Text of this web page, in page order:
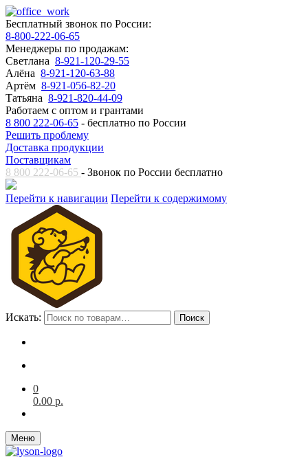
Бесплатный звонок по России:
8-800-222-06-65
Менеджеры по продажам:
Светлана 8-921-120-29-55
Алёна 8-921-120-63-88
Артём 8-921-056-82-20
Татьяна 8-921-820-44-09
Работаем с оптом и грантами
8 800 222-06-65 - бесплатно по России
Решить проблему
Доставка продукции
Поставщикам
8 800 222-06-65 - Звонок по России бесплатно
Перейти к навигации Перейти к содержимому
Искать: Поиск
0
0.00 р.
Меню